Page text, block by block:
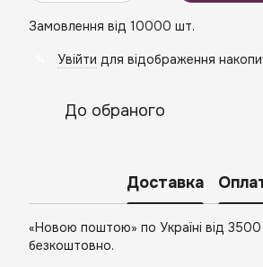
Замовлення від 10000 шт.
Увійти для відображення
До обраного
Доставка
«Новою поштою» по Україні від
безкоштовно.